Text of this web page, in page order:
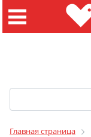
Главная страница